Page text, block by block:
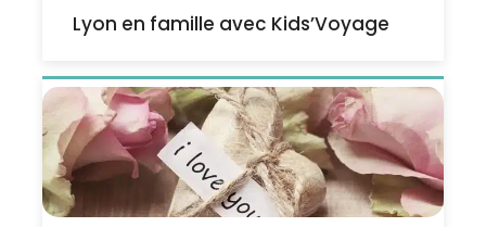
Lyon en famille avec Kids’Voyage